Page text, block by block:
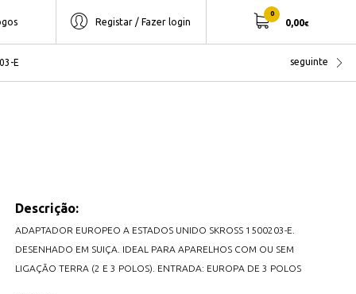
Registar / Fazer login
0
0,00€
E seguinte
Descrição:
ADAPTADOR EUROPEO A ESTADOS UNIDO SKROSS 1500203-E.
DESENHADO EM SUIÇA. IDEAL PARA APARELHOS COM OU SEM
LIGAÇÃO TERRA (2 E 3 POLOS). ENTRADA: EUROPA DE 3 POLOS